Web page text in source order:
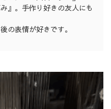
』。手作り好きの友人にも
の表情が好きです。